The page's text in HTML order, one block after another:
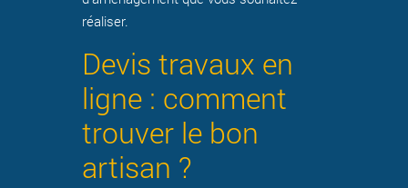
réaliser.
Devis travaux en
ligne : comment
trouver le bon
artisan ?